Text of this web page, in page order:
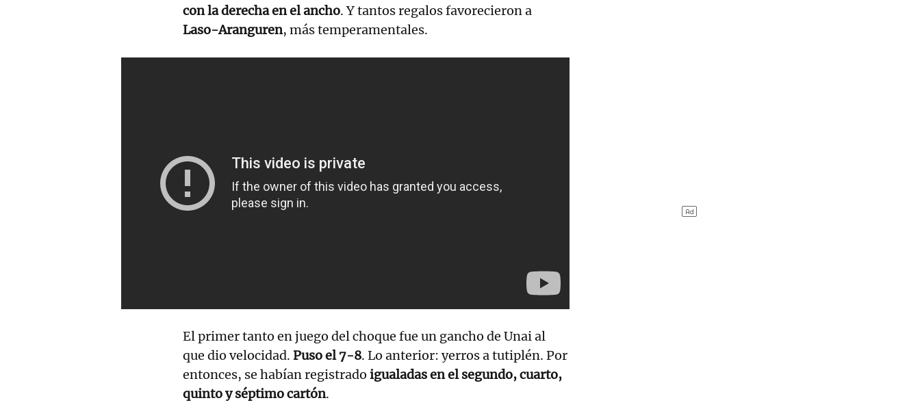
con la derecha en el ancho. Y tantos regalos favorecieron a
Laso-Aranguren, más temperamentales.
El primer tanto en juego del choque fue un gancho de Unai al
que dio velocidad. Puso el 7-8. Lo anterior: yerros a tutiplén. Por
entonces, se habían registrado igualadas en el segundo, cuarto,
quinto y séptimo cartón.